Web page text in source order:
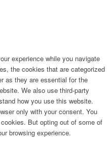
experience while you navigate
the cookies that are categorized
as they are essential for the
We also use third-party
how you use this website.
only with your consent. You
But opting out of some of
browsing experience.